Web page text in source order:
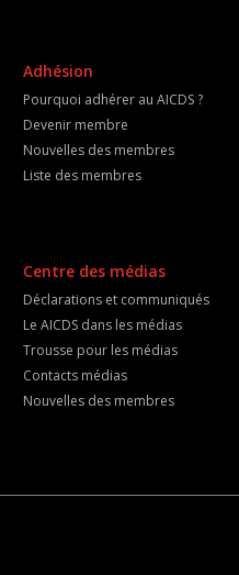
Adhésion
Pourquoi adhérer au AICDS ?
Devenir membre
Nouvelles des membres
Liste des membres
Centre des médias
Déclarations et communiqués
Le AICDS dans les médias
Trousse pour les médias
Contacts médias
Nouvelles des membres